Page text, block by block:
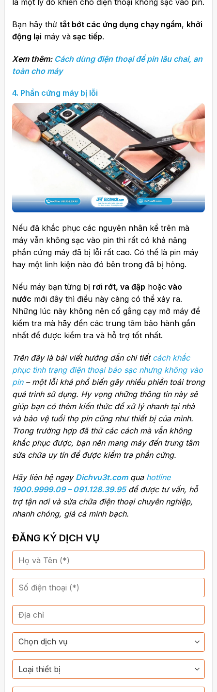
là một lý do khiến cho điện thoại không sạc vào pin.
Bạn hãy thử tắt bớt các ứng dụng chạy ngầm, khởi
động lại máy vàsạc tiếp.
Xem thêm: Cách dùng điện thoại để pin lâu chai, an
toàn cho máy
4. Phần cứng máy bị lỗi
Nếu đã khắc phục các nguyên nhân kể trên mà
máy vẫn không sạc vào pin thì rất có khả năng
phần cứng máy đã bị lỗi rất cao. Có thể là pin máy
hay một linh kiện nào đó bên trong đã bị hỏng.
Nếu máy bạn từng bị rơi rớt, va đập hoặc vào
nước mới đây thì điều này càng có thể xảy ra.
Những lúc này không nên cố gắng cạy mở máy để
kiểm tra mà hãy đến các trung tâm bảo hành gần
nhất để được kiểm tra và hỗ trợ tốt nhất.
Trên đây là bài viết hướng dẫn chi tiết cách khắc
phục tình trạng điện thoại báo sạc nhưng không vào
pin– một lỗi khá phổ biến gây nhiều phiền toái trong
quá trình sử dụng. Hy vọng những thông tin này sẽ
giúp bạn có thêm kiến thức để xử lý nhanh tại nhà
và bảo vệ tuổi thọ pin cũng như thiết bị của mình.
Trong trường hợp đã thử các cách mà vẫn không
khắc phục được, bạn nên mang máy đến trung tâm
sửa chữa uy tín để được kiểm tra phần cứng.
Hãy liên hệ ngay Dichvu3t.comqua hotline
1900.9999.09 – 091.128.39.95để được tư vấn, hỗ
trợ tận nơi và sửa chữa điện thoại chuyên nghiệp,
nhanh chóng, giá cả minh bạch.
ĐĂNG KÝ DỊCH VỤ